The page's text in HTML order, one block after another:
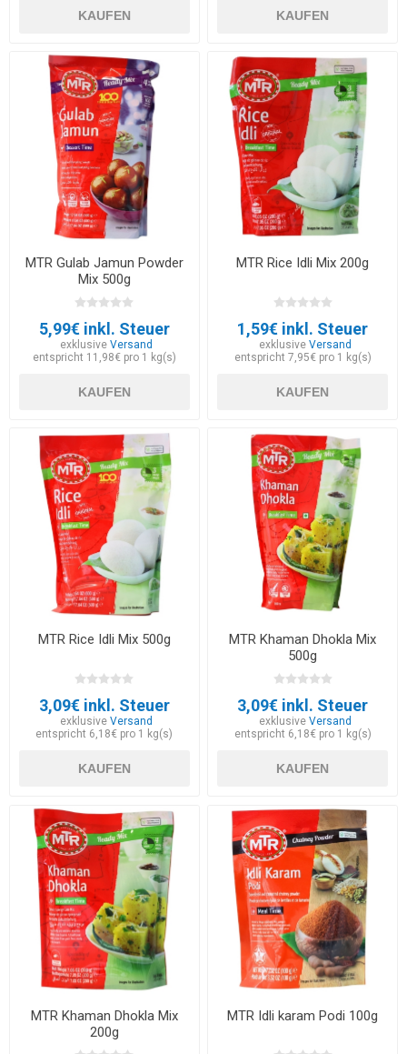
KAUFEN KAUFEN
MTR Gulab Jamun Powder
Mix 500g
5,99€ inkl. Steuer
exklusiveVersand
entspricht 11,98€ pro 1 kg(s)
KAUFEN
MTR Rice Idli Mix 200g
1,59€ inkl. Steuer
exklusive Versand
entspricht 7,95€ pro 1 kg(s)
KAUFEN
MTR Rice Idli Mix 500g
3,09€ inkl. Steuer
exklusiveVersand
entspricht 6,18€ pro 1 kg(s)
KAUFEN
MTR Khaman Dhokla Mix
500g
3,09€ inkl. Steuer
exklusive Versand
entspricht 6,18€ pro 1 kg(s)
KAUFEN
MTR Khaman Dhokla Mix
200g
MTR Idli karam Podi 100g